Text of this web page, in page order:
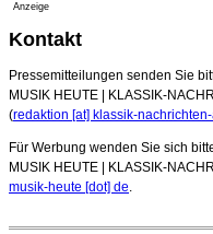
Anzeige
Kontakt
Pressemitteilungen senden Sie
MUSIK HEUTE | KLASSIK-
(redaktion [at] klassik-
Für Werbung wenden Sie sich
MUSIK HEUTE | KLASSIK-
musik-heute [dot] de.